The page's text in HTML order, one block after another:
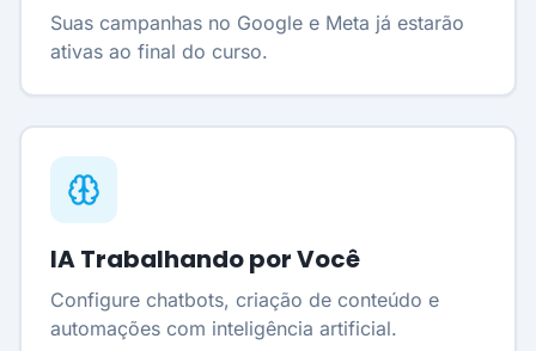
Suas campanhas no Google e Meta já estarão
ativas ao final do curso.
IA Trabalhando por Você
Configure chatbots, criação de conteúdo e
automações com inteligência artificial.